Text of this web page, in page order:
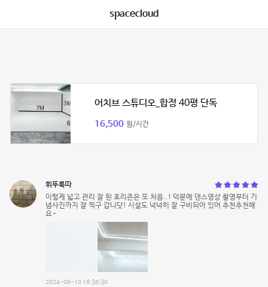
spacecloud
어치브 스튜디오_합정 40평 단독
16,500 원/시간
휘뚜룩따
이렇게 넓고 관리 잘 된 호리존은 또 처음..! 덕분에 댄스영상 촬영부터 기
념사진까지 잘 찍구 갑니닷! 시설도 넉넉히 잘 구비되어 있어 추천추천해
요~
2024-06-10 16:36:30